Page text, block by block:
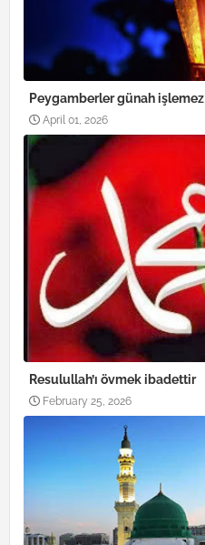
Peygamberler günah işlemez
April 01, 2026
Resulullah’ı övmek ibadettir
February 25, 2026